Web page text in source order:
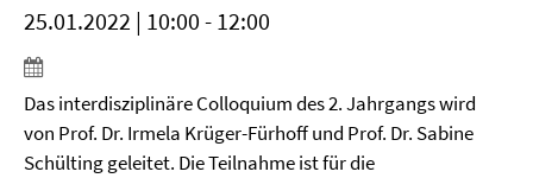
25.01.2022 | 10:00 - 12:00
Das interdisziplinäre Colloquium des 2. Jahrgangs wird
von Prof. Dr. Irmela Krüger-Fürhoff und Prof. Dr. Sabine
Schülting geleitet. Die Teilnahme ist für die